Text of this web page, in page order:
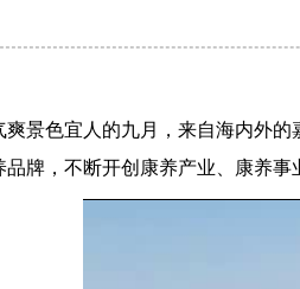
爽景色宜人的九月，来自海内外
品牌，不断开创康养产业、康养事